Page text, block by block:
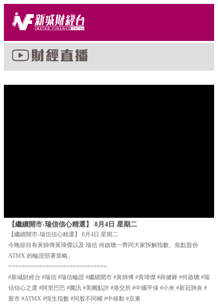
【繼續開市-瑞信信心精選】 8月4日 星期二
【繼續開市-瑞信信心精選】 8月4日 星期二
今晚節目有黃師傅黃瑋傑以及 瑞信 何啟聰一齊同大家拆解指數、焦點股份
ATMX 的輪證部署策略。
=============================
#新城財經台 #瑞信 #瑞信輪證 #繼續開市 #黃師傅 #黃瑋傑 #薛健鋒 #何啟聰 #瑞
信信心之選 #阿里巴巴 #騰訊 #美團點評 #港交所 #中國平保 #小米 #新冠肺炎 #
股市 #ATMX #恆生指數 #同股不同權 #中移動 #京東